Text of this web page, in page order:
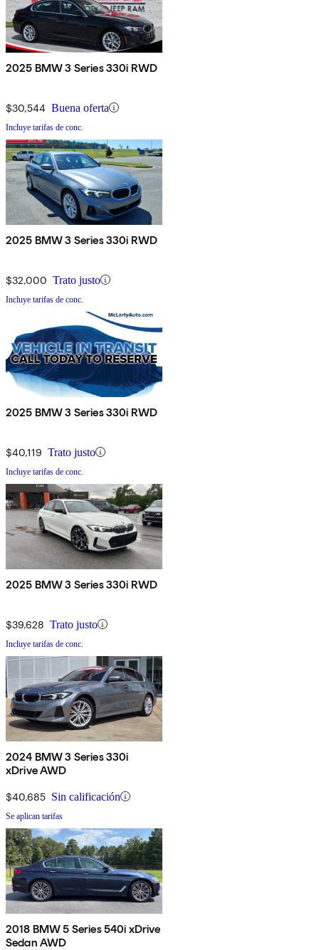
2025 BMW 3 Series 330i RWD
$30,544 Buena oferta
Incluye tarifas de conc.
2025 BMW 3 Series 330i RWD
$32,000 Trato justo
Incluye tarifas de conc.
2025 BMW 3 Series 330i RWD
$40,119 Trato justo
Incluye tarifas de conc.
2025 BMW 3 Series 330i RWD
$39,628 Trato justo
Incluye tarifas de conc.
2024 BMW 3 Series 330i
xDrive AWD
$40,685 Sin calificación
Se aplican tarifas
2018 BMW 5 Series 540i xDrive
Sedan AWD